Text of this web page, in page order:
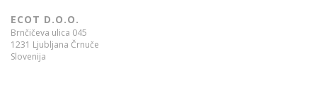
ECOT D.O.O.
Brnčičeva ulica 045
1231 Ljubljana Črnuče
Slovenija